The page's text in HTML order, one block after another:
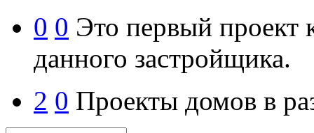
0 0 Это первый проект
данного застройщика.
2 0 Проекты домов в